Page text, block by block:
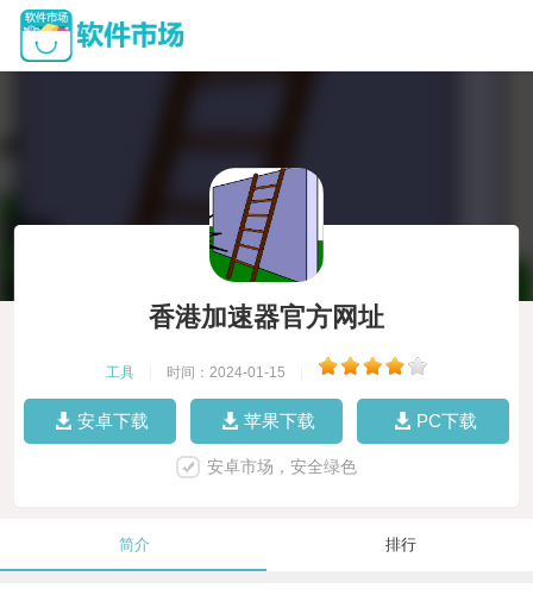
香港加速器官方网址
工具 时间：2024-01-15
安卓下载 苹果下载 PC下载
安卓市场，安全绿色
简介 排行